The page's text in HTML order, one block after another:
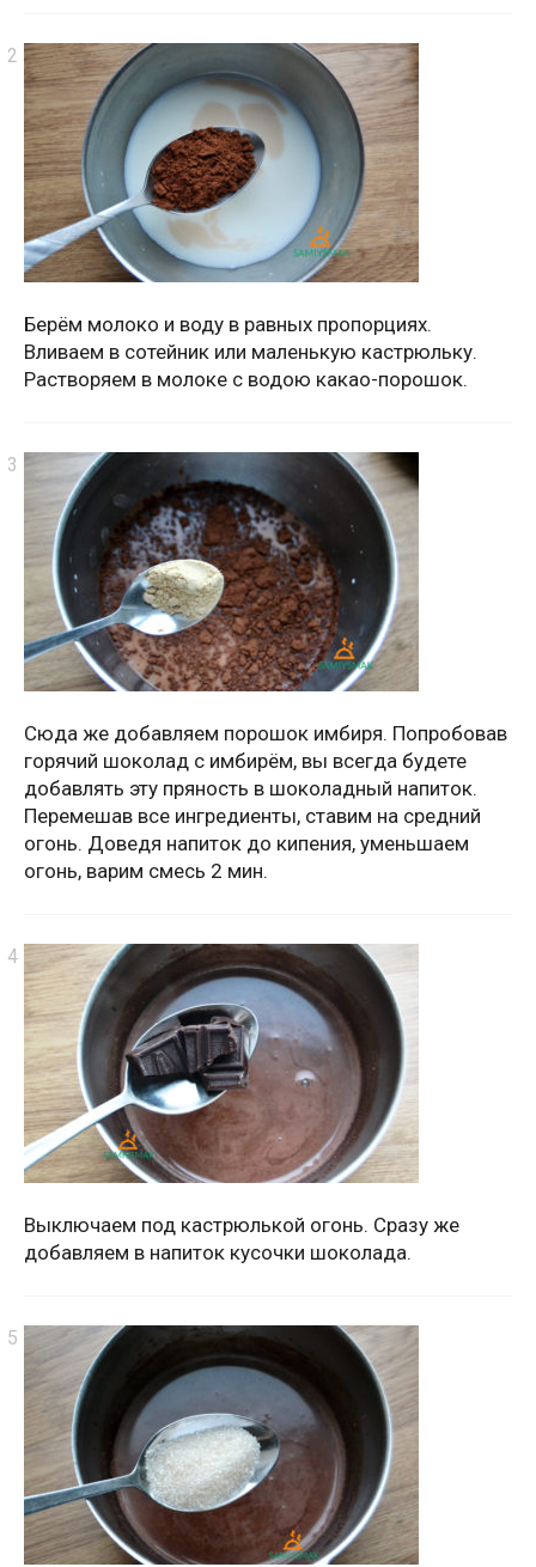
Берём молоко и воду в равных пропорциях.
Вливаем в сотейник или маленькую кастрюльку.
Растворяем в молоке с водою какао-порошок.
Сюда же добавляем порошок имбиря. Попробовав
горячий шоколад с имбирём, вы всегда будете
добавлять эту пряность в шоколадный напиток.
Перемешав все ингредиенты, ставим на средний
огонь. Доведя напиток до кипения, уменьшаем
огонь, варим смесь 2 мин.
Выключаем под кастрюлькой огонь. Сразу же
добавляем в напиток кусочки шоколада.